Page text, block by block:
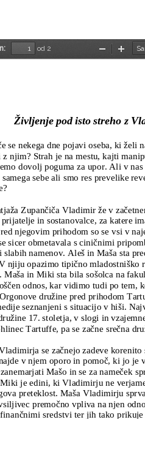
od 2
Pomanjšaj
Življenje pod isto streho z
se nekega dne pojavi oseba, ki želi
njim? Strah je na mestu, kajti
dovolj poguma za upor. Ali v
sebe ali smo res prevelike
Zupančiča Vladimir že v
in sostanovalce, za katere
njegovim prihodom so se vsi v
sicer obmetavala s ciničnimi
namenov. Aleš in Maša sta
njiju opazimo tipično mladostniško
Maša in Miki sta bila sošolca na
odnos, kar vidimo tudi po tem,
družine pred prihodom
seznanjeni s situacijo v hiši.
17. stoletja, v slogi in
Tartuffe, pa se začne srečna
se začnejo zadeve
v njem oporo in pomoč, ki jo je
Mašo in se za nameček
je edini, ki Vladimirju ne
preteklost. Maša Vladimirju
premočno vpliva na njen
sredstvi ter jih tako
vedno bolj oddaljuje od svoje žene